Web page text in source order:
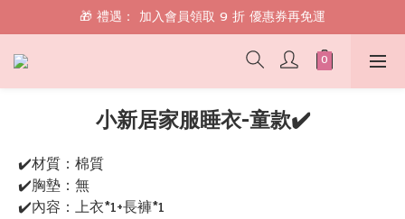
🎁 禮遇： 加入會員領取 9 折 優惠券再免運
🎁 禮遇： 加入會員領取 9 折 優惠券再免運
📱 綁定 LINE 好友，現領 $100 購物金！
🎁 禮遇： 加入會員領取 9 折 優惠券再免運
小新居家服睡衣-童款✔️
✔️材質：棉質
✔️胸墊：無
✔️內容：上衣*1+長褲*1